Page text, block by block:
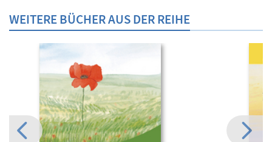
WEITERE BÜCHER AUS DER REIHE